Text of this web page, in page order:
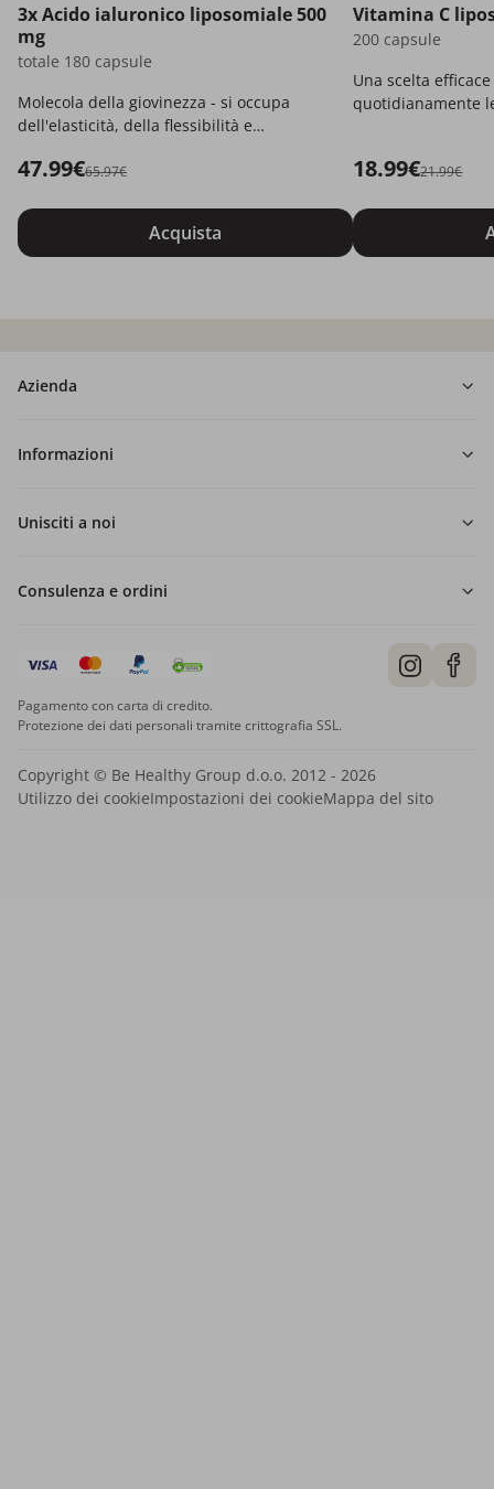
3x Acido ialuronico liposomiale 500
mg
totale 180 capsule
Molecola della giovinezza - si occupa
dell'elasticità, della flessibilità e
47.99€65.97€
Acquista
Vitamina C
200 capsule
Una scelta
quotidianamente
18.99€21.99€
Azienda
Informazioni
Unisciti a noi
Consulenza e ordini
Pagamento con carta di credito.
Protezione dei dati personali tramite crittografia SSL.
Copyright © Be Healthy Group d.o.o. 2012 - 2026
Utilizzo dei cookieImpostazioni dei cookieMappa del sito